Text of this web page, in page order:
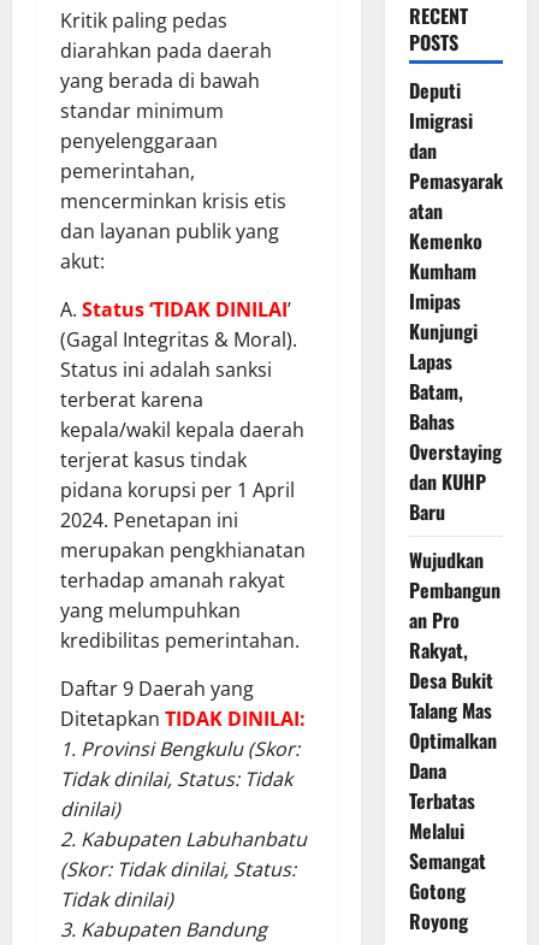
Kritik paling pedas
diarahkan pada daerah
yang berada di bawah
standar minimum
penyelenggaraan
pemerintahan,
mencerminkan krisis etis
dan layanan publik yang
akut:
A. Status ‘TIDAK DINILAI’
(Gagal Integritas & Moral).
Status ini adalah sanksi
terberat karena
kepala/wakil kepala daerah
terjerat kasus tindak
pidana korupsi per 1 April
2024. Penetapan ini
merupakan pengkhianatan
terhadap amanah rakyat
yang melumpuhkan
kredibilitas pemerintahan.
Daftar 9 Daerah yang
Ditetapkan TIDAK DINILAI:
1. Provinsi Bengkulu (Skor:
Tidak dinilai, Status: Tidak
dinilai)
2. Kabupaten Labuhanbatu
(Skor: Tidak dinilai, Status:
Tidak dinilai)
3. Kabupaten Bandung
RECENT
POSTS
Deputi
Imigrasi
dan
Pemasyarak
atan
Kemenko
Kumham
Imipas
Kunjungi
Lapas
Batam,
Bahas
Overstaying
dan KUHP
Baru
Wujudkan
Pembangun
an Pro
Rakyat,
Desa Bukit
Talang Mas
Optimalkan
Dana
Terbatas
Melalui
Semangat
Gotong
Royong